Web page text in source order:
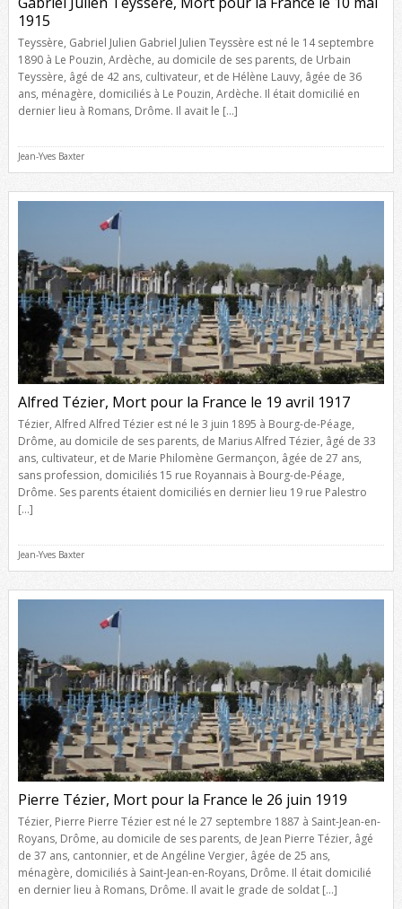
1915
Teyssère, Gabriel Julien Gabriel Julien Teyssère est né le 14 septembre
1890 à Le Pouzin, Ardèche, au domicile de ses parents, de Urbain
Teyssère, âgé de 42 ans, cultivateur, et de Hélène Lauvy, âgée de 36
ans, ménagère, domiciliés à Le Pouzin, Ardèche. Il était domicilié en
dernier lieu à Romans, Drôme. Il avait le […]
Jean-Yves Baxter
Alfred Tézier, Mort pour la France le 19 avril 1917
Tézier, Alfred Alfred Tézier est né le 3 juin 1895 à Bourg-de-Péage,
Drôme, au domicile de ses parents, de Marius Alfred Tézier, âgé de 33
ans, cultivateur, et de Marie Philomène Germançon, âgée de 27 ans,
sans profession, domiciliés 15 rue Royannais à Bourg-de-Péage,
Drôme. Ses parents étaient domiciliés en dernier lieu 19 rue Palestro
[…]
Jean-Yves Baxter
Pierre Tézier, Mort pour la France le 26 juin 1919
Tézier, Pierre Pierre Tézier est né le 27 septembre 1887 à Saint-Jean-en-
Royans, Drôme, au domicile de ses parents, de Jean Pierre Tézier, âgé
de 37 ans, cantonnier, et de Angéline Vergier, âgée de 25 ans,
ménagère, domiciliés à Saint-Jean-en-Royans, Drôme. Il était domicilié
en dernier lieu à Romans, Drôme. Il avait le grade de soldat […]